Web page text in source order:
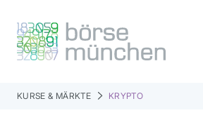
KURSE & MÄRKTE KRYPTO